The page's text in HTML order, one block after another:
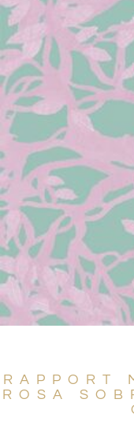
RAPPORT
ROSA